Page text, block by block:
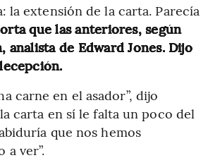
la extensión de la carta. Parecía
que las anteriores, según
analista de Edward Jones. Dijo
carne en el asador”, dijo
la carta en sí le falta un poco del
que nos hemos
a ver”.